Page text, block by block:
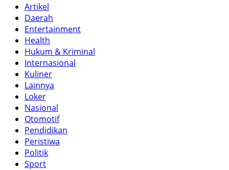
Artikel
Daerah
Entertainment
Health
Hukum & Kriminal
Internasional
Kuliner
Lainnya
Loker
Nasional
Otomotif
Pendidikan
Peristiwa
Politik
Sport